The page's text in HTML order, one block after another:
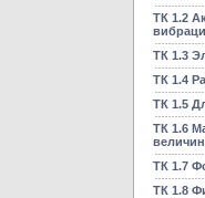
ТК 1.2
ТК 1.3
ТК 1.4
ТК 1.5
ТК 1.6
ТК 1.7
ТК 1.8